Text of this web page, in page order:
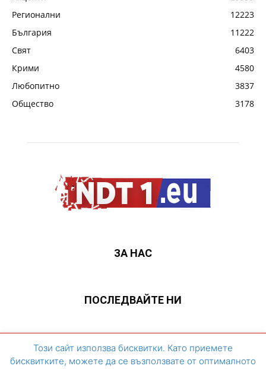
Регионални
12223
България
11222
Свят
6403
Крими
4580
Любопитно
3837
Общество
3178
ЗА НАС
ПОСЛЕДВАЙТЕ НИ
ЗА НАС Контакти Архивен сайт
Този сайт използва бисквитки. Като приемете
бисквитките, можете да се възползвате от оптималното